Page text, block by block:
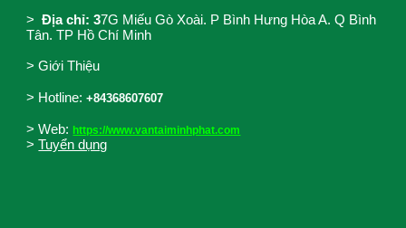
>Địa chỉ: 37G Miếu Gò Xoài. P Bình Hưng Hòa A. Q Bình
Tân. TP Hồ Chí Minh
>Giới Thiệu
> Hotline: +84368607607
> Web: https://www.vantaiminhphat.com
>Tuyển dụng